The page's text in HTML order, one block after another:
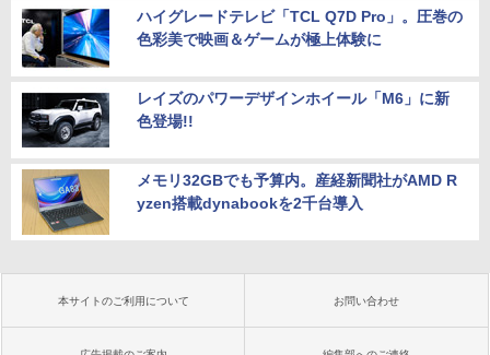
ハイグレードテレビ「TCL Q7D Pro」。圧巻の
色彩美で映画＆ゲームが極上体験に
レイズのパワーデザインホイール「M6」に新
色登場!!
メモリ32GBでも予算内。産経新聞社がAMD R
yzen搭載dynabookを2千台導入
本サイトのご利用について お問い合わせ